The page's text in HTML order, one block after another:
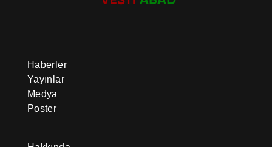
Haberler
Yayınlar
Medya
Poster